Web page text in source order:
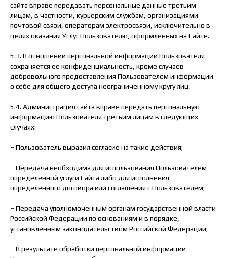
сайта вправе передавать персональные данные третьим
лицам, в частности, курьерским службам, организациями
почтовой связи, операторам электросвязи, исключительно в
целях оказания Услуг Пользователю, оформленных на Сайте.
5.3. В отношении персональной информации Пользователя
сохраняется ее конфиденциальность, кроме случаев
добровольного предоставления Пользователем информации
о себе для общего доступа неограниченному кругу лиц.
5.4. Администрация сайта вправе передать персональную
информацию Пользователя третьим лицам в следующих
случаях:
– Пользователь выразил согласие на такие действия;
– Передача необходима для использования Пользователем
определенной услуги Сайта либо для исполнения
определенного договора или соглашения с Пользователем;
– Передача уполномоченным органам государственной власти
Российской Федерации по основаниям и в порядке,
установленным законодательством Российской Федерации;
– В результате обработки персональной информации